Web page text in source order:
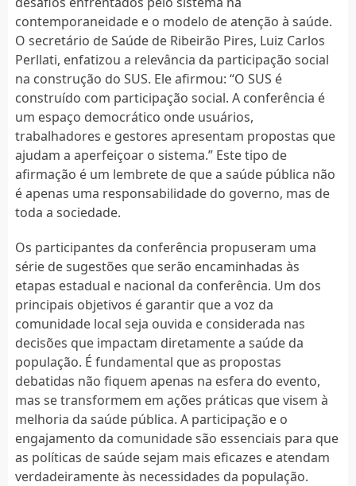
contemporaneidade e o modelo de atenção à saúde.
O secretário de Saúde de Ribeirão Pires, Luiz Carlos
Perllati, enfatizou a relevância da participação social
na construção do SUS. Ele afirmou: “O SUS é
construído com participação social. A conferência é
um espaço democrático onde usuários,
trabalhadores e gestores apresentam propostas que
ajudam a aperfeiçoar o sistema.” Este tipo de
afirmação é um lembrete de que a saúde pública não
é apenas uma responsabilidade do governo, mas de
toda a sociedade.
Os participantes da conferência propuseram uma
série de sugestões que serão encaminhadas às
etapas estadual e nacional da conferência. Um dos
principais objetivos é garantir que a voz da
comunidade local seja ouvida e considerada nas
decisões que impactam diretamente a saúde da
população. É fundamental que as propostas
debatidas não fiquem apenas na esfera do evento,
mas se transformem em ações práticas que visem à
melhoria da saúde pública. A participação e o
engajamento da comunidade são essenciais para que
as políticas de saúde sejam mais eficazes e atendam
verdadeiramente às necessidades da população.